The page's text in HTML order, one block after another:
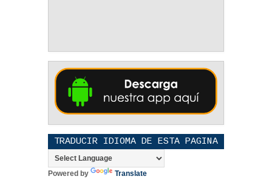
TRADUCIR IDIOMA DE ESTA PAGINA
Powered by Translate